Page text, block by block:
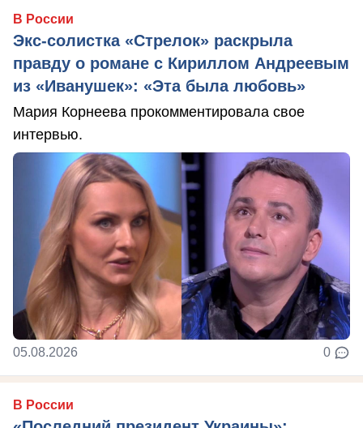
В России
Экс-солистка «Стрелок» раскрыла
правду о романе с Кириллом Андреевым
из «Иванушек»: «Эта была любовь»
Мария Корнеева прокомментировала свое
интервью.
05.08.2026 0
В России